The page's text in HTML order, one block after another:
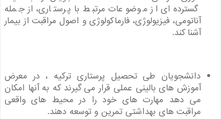
گسترده ای از موضوعات مرتبط با پرستاری، از جمله
آناتومی، فیزیولوژی، فارماکولوژی و اصول مراقبت از بیمار
آشنا کند.
دانشجویان طی تحصیل پرستاری ترکیه ، در معرض
آموزش های بالینی عملی قرار می گیرند که به آنها امکان
می دهد مهارت های خود را در محیط های واقعی
مراقبت های بهداشتی تمرین و توسعه دهند.